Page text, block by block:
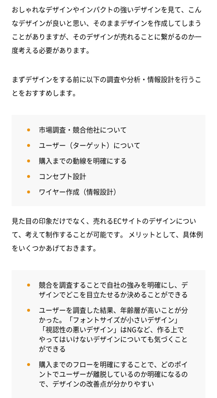
おしゃれなデザインやインパクトの強いデザインを見て、こん
なデザインが良いと思い、そのままデザインを作成してしまう
ことがありますが、そのデザインが売れることに繋がるのか一
度考える必要があります。
まずデザインをする前に以下の調査や分析・情報設計を行うこ
とをおすすめします。
市場調査・競合他社について
ユーザー（ターゲット）について
購入までの動線を明確にする
コンセプト設計
ワイヤー作成（情報設計）
見た目の印象だけでなく、売れるECサイトのデザインについ
て、考えて制作することが可能です。 メリットとして、具体例
をいくつかあげておきます。
競合を調査することで自社の強みを明確にし、デ
ザインでどこを目立たせるか決めることができる
ユーザーを調査した結果、年齢層が高いことが分
かった。「フォントサイズが小さいデザイン」
「視認性の悪いデザイン」はNGなど、作る上で
やってはいけないデザインについても気づくこと
ができる
購入までのフローを明確にすることで、どのポイ
ントでユーザーが離脱しているのか明確になるの
で、デザインの改善点が分かりやすい